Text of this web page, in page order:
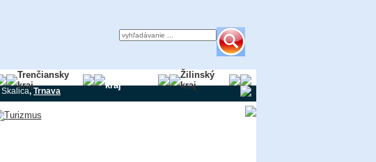
Trenčiansky
kraj
kraj
Žilinský
kraj
Skalica,Trnava